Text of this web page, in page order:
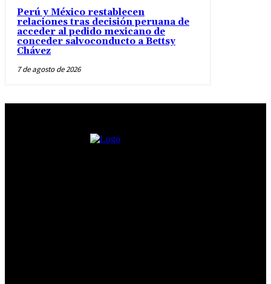
Perú y México restablecen
relaciones tras decisión peruana de
acceder al pedido mexicano de
conceder salvoconducto a Bettsy
Chávez
7 de agosto de 2026